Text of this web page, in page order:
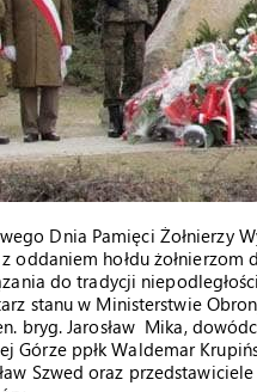
Dnia Pamięci Żołnierzy
oddaniem hołdu
do tradycji
stanu w Ministerstwie
bryg. Jarosław Mika,
Górze ppłk Waldemar
Szwed oraz